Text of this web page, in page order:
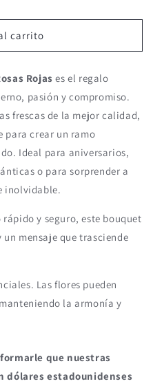
carrito
Rojas es el regalo
pasión y compromiso.
frescas de la mejor calidad,
para crear un ramo
Ideal para aniversarios,
o para sorprender a
inolvidable.
y seguro, este bouquet
mensaje que trasciende
Las flores pueden
la armonía y
que nuestras
dólares estadounidenses